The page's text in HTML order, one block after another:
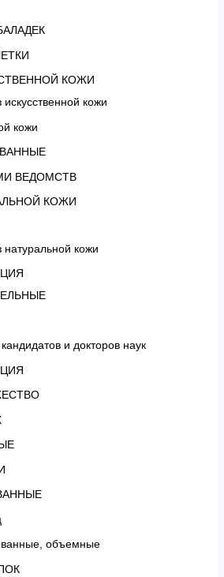
КОЖИ
кожи
кожи
ВЕДОМСТВ
КОЖИ
кожи
и докторов наук
объемные